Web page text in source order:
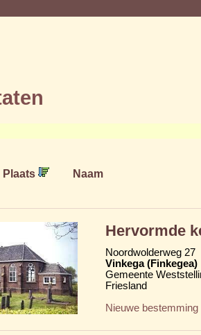
Plaats Naam
Hervormde
Noordwolderweg 27
Vinkega (Finkegea)
Gemeente
Friesland
Nieuwe bestemming